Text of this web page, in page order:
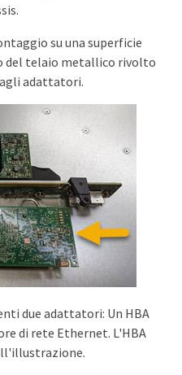
su una superficie
del telaio metallico rivolto
agli adattatori.
due adattatori: Un HBA
di rete Ethernet. L'HBA